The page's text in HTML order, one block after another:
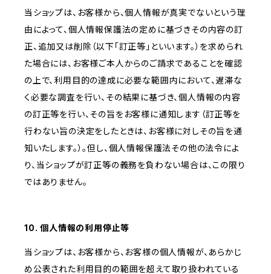
当ショップは、お客様から、個人情報が真実でないという理
由によって、個人情報保護法の定めに基づきその内容の訂
正、追加又は削除（以下「訂正等」といいます。）を求められ
た場合には、お客様ご本人からのご請求であることを確認
の上で、利用目的の達成に必要な範囲内において、遅滞な
く必要な調査を行い、その結果に基づき、個人情報の内容
の訂正等を行い、その旨をお客様に通知します（訂正等を
行わない旨の決定をしたときは、お客様に対しその旨を通
知いたします。）。但し、個人情報保護法その他の法令によ
り、当ショップが訂正等の義務を負わない場合は、この限り
ではありません。
10. 個人情報の利用停止等
当ショップは、お客様から、お客様の個人情報が、あらかじ
め公表された利用目的の範囲を超えて取り扱われている